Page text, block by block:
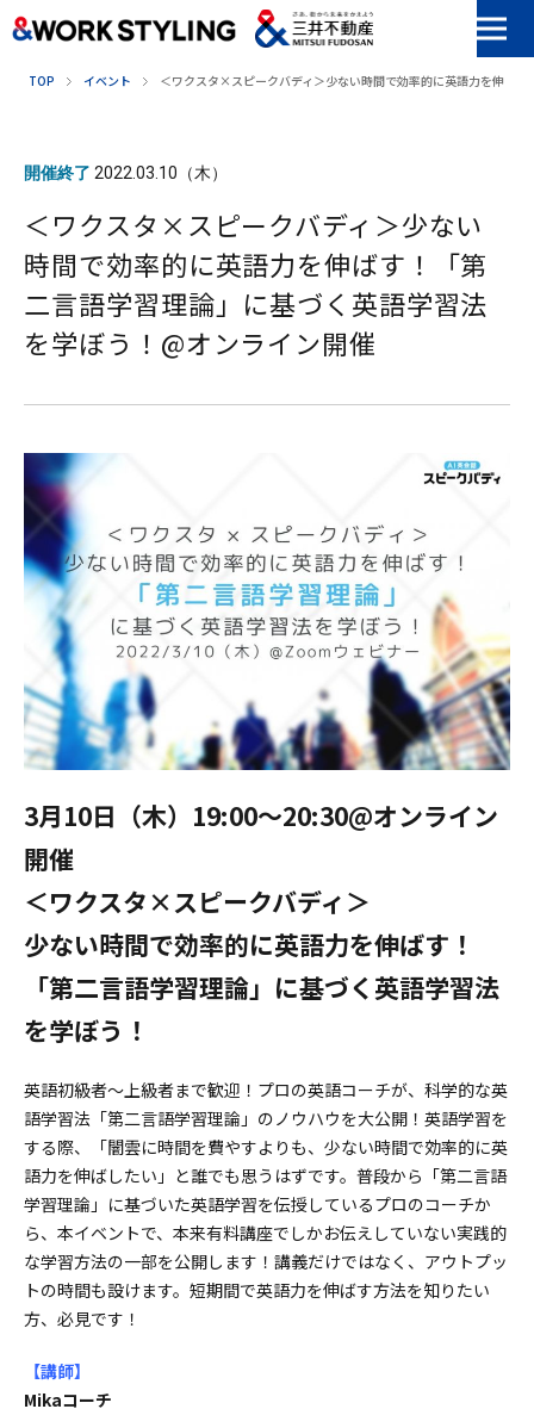
TOP イベント ＜ワクスタ×スピークバディ＞少ない時間で効率的に英語力を伸ば
開催終了 2022.03.10（木）
＜ワクスタ×スピークバディ＞少ない
時間で効率的に英語力を伸ばす！「第
二言語学習理論」に基づく英語学習法
を学ぼう！@オンライン開催
3月10日（木）19:00～20:30@オンライン
開催
＜ワクスタ×スピークバディ＞
少ない時間で効率的に英語力を伸ばす！
「第二言語学習理論」に基づく英語学習法
を学ぼう！
英語初級者〜上級者まで歓迎！プロの英語コーチが、科学的な英
語学習法「第二言語学習理論」のノウハウを大公開！英語学習を
する際、「闇雲に時間を費やすよりも、少ない時間で効率的に英
語力を伸ばしたい」と誰でも思うはずです。普段から「第二言語
学習理論」に基づいた英語学習を伝授しているプロのコーチか
ら、本イベントで、本来有料講座でしかお伝えしていない実践的
な学習方法の一部を公開します！講義だけではなく、アウトプッ
トの時間も設けます。短期間で英語力を伸ばす方法を知りたい
方、必見です！
【講師】
Mikaコーチ